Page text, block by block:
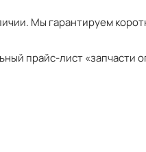
Мы гарантируем
прайс-лист «запчасти